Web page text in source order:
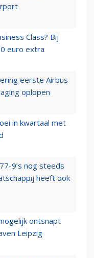
Class? Bij
euro extra
eerste Airbus
oplopen
in kwartaal met
9’s nog steeds
heeft ook
ontsnapt
Leipzig